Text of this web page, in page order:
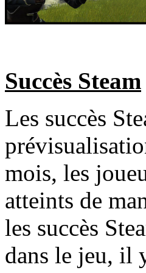
Succès Steam
Les succès
mois, les
atteints de
les succès
dans le jeu, il